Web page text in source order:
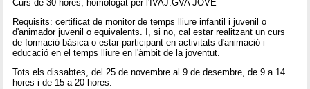
Curs de 30 hores, homologat per l'IVAJ.GVA JOVE
Requisits: certificat de monitor de temps lliure infantil i juvenil o
d'animador juvenil o equivalents. I, si no, cal estar realitzant un curs
de formació bàsica o estar participant en activitats d'animació i
educació en el temps lliure en l'àmbit de la joventut.
Tots els dissabtes, del 25 de novembre al 9 de desembre, de 9 a 14
hores i de 15 a 20 hores.